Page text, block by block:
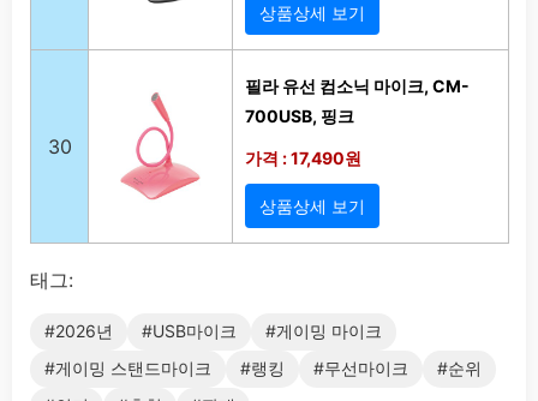
상품상세 보기
30
필라 유선 컴소닉 마이크, CM-
700USB, 핑크
가격 : 17,490원
상품상세 보기
태그:
#2026년 #USB마이크
#게이밍 마이크
#게이밍 스탠드마이크
#랭킹 #무선마이크
#순위